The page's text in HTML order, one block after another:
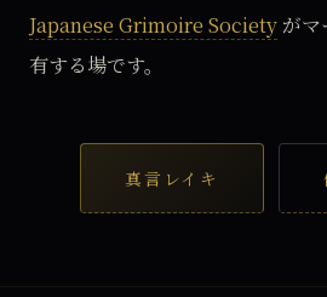
Japanese Grimoire Society が
有する場です。
真言レイキ